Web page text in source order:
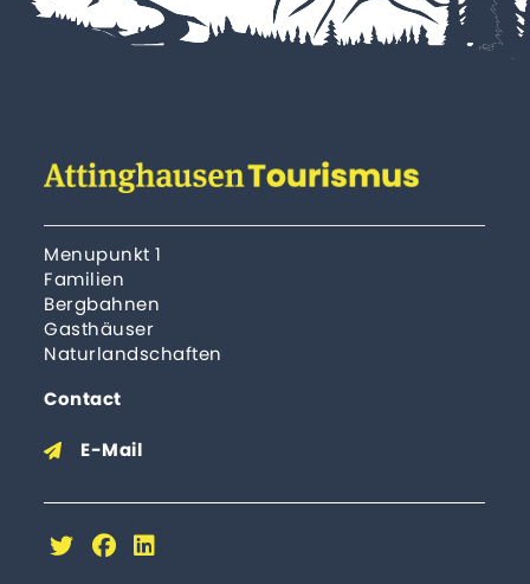
Menupunkt 1
Familien
Bergbahnen
Gasthäuser
Naturlandschaften
Contact
E-Mail